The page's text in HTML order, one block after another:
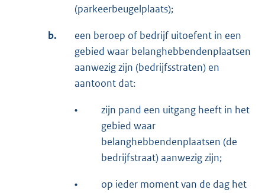
(parkeerbeugelplaats);
b.
een beroep of bedrijf uitoefent in een
gebied waar belanghebbendenplaatsen
aanwezig zijn (bedrijfsstraten) en
aantoont dat:
•
zijn pand een uitgang heeft in het
gebied waar
belanghebbendenplaatsen (de
bedrijfstraat) aanwezig zijn;
•
op ieder moment van de dag het